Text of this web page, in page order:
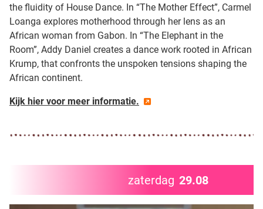
the fluidity of House Dance. In “The Mother Effect”, Carmel
Loanga explores motherhood through her lens as an
African woman from Gabon. In “The Elephant in the
Room”, Addy Daniel creates a dance work rooted in African
Krump, that confronts the unspoken tensions shaping the
African continent.
Kijk hier voor meer informatie.
zaterdag 29.08